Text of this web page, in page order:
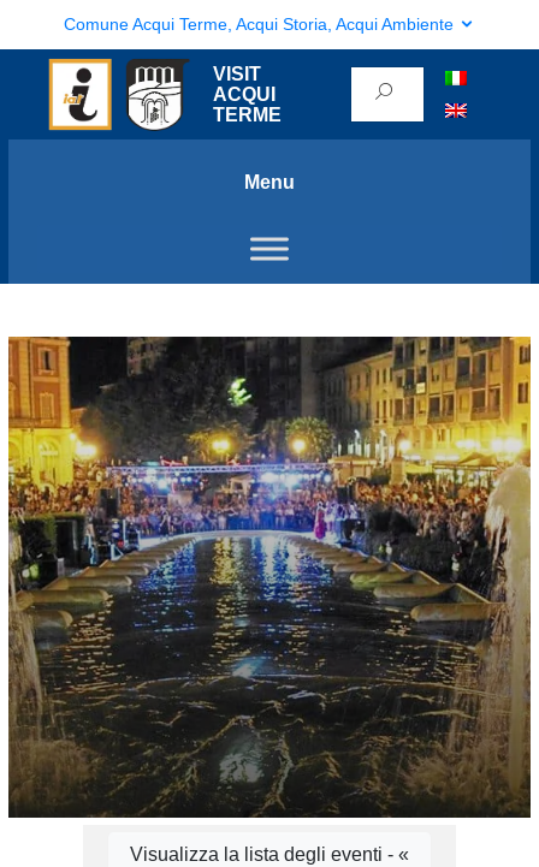
Comune Acqui Terme, Acqui Storia, Acqui Ambiente
VISIT
ACQUI
TERME
Menu
Visualizza la lista degli eventi - «